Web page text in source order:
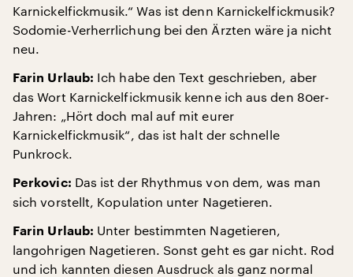
Karnickelfickmusik.“ Was ist denn Karnickelfickmusik?
Sodomie-Verherrlichung bei den Ärzten wäre ja nicht
neu.
Farin Urlaub: Ich habe den Text geschrieben, aber
das Wort Karnickelfickmusik kenne ich aus den 80er-
Jahren: „Hört doch mal auf mit eurer
Karnickelfickmusik“, das ist halt der schnelle
Punkrock.
Perkovic: Das ist der Rhythmus von dem, was man
sich vorstellt, Kopulation unter Nagetieren.
Farin Urlaub: Unter bestimmten Nagetieren,
langohrigen Nagetieren. Sonst geht es gar nicht. Rod
und ich kannten diesen Ausdruck als ganz normal